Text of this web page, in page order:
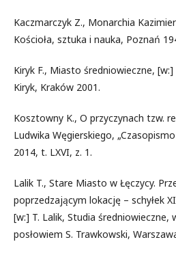
Kaczmarczyk Z., Monarchia
Kościoła, sztuka i nauka, Poznań
Kiryk F., Miasto średniowieczne, [w:]
Kiryk, Kraków 2001.
Kosztowny K., O przyczynach tzw.
Ludwika Węgierskiego,
2014, t. LXVI, z. 1.
Lalik T., Stare Miasto w Łęczycy.
poprzedzającym lokację – schyłek
[w:] T. Lalik, Studia średniowieczne,
posłowiem S. Trawkowski,